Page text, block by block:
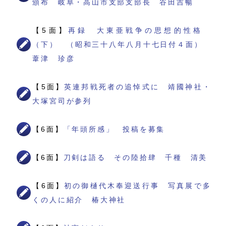
頒布 岐阜・高山市支部支部長 谷田吉暢
【5面】 再録 大東亜戦争の思想的性格
（下） （昭和三十八年八月十七日付４面）
葦津 珍彦
【5面】英連邦戦死者の追悼式に 靖國神社・
大塚宮司が参列
【6面】 「年頭所感」 投稿を募集
【6面】 刀剣は語る その陸拾肆 千種 清美
【6面】初の御樋代木奉迎送行事 写真展で多
くの人に紹介 椿大神社